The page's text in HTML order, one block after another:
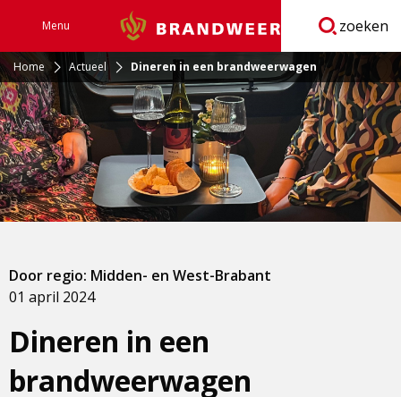
Menu Brandweer zoeken
Home Actueel Dineren in een brandweerwagen
Dineren in een
brandweerwagen
01 april 2024
Door regio: Midden- en West-Brabant